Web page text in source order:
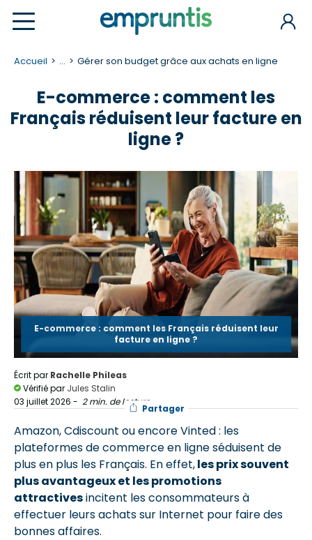
Accueil ... Gérer son budget grâce aux achats en ligne
E-commerce : comment les
Français réduisent leur facture en
ligne ?
E-commerce : comment les Français réduisent leur
facture en ligne ?
Écrit par Rachelle Phileas
Vérifié par Jules Stalin
03 juillet 2026 - 2 min. de lecture
Partager
Amazon, Cdiscount ou encore Vinted : les
plateformes de commerce en ligne séduisent de
plus en plus les Français. En effet,les prix souvent
plus avantageux et les promotions
attractivesincitent les consommateurs à
effectuer leurs achats sur Internet pour faire des
bonnes affaires.